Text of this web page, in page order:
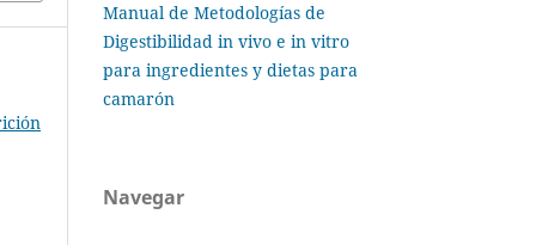
Manual de Metodologías de
Digestibilidad in vivo e in vitro
para ingredientes y dietas para
camarón
Navegar